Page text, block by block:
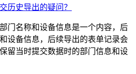
历史导出的疑问？
门名称和设备信息是一个内容，后
设备信息，后续导出的表单记录会
留当时提交数据时的部门信息和设